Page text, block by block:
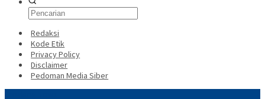
Redaksi
Kode Etik
Privacy Policy
Disclaimer
Pedoman Media Siber